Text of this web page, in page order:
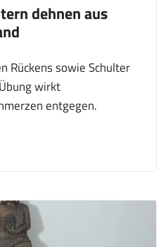
dehnen aus
Rückens sowie Schulter
wirkt
entgegen.